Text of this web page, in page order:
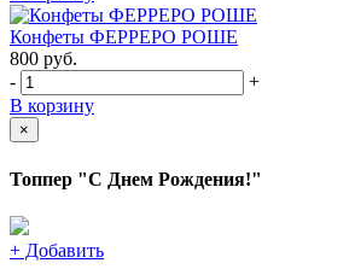
Конфеты ФЕРРЕРО РОШЕ
800 руб.
-
+
В корзину
×
Топпер "С Днем Рождения!"
+ Добавить